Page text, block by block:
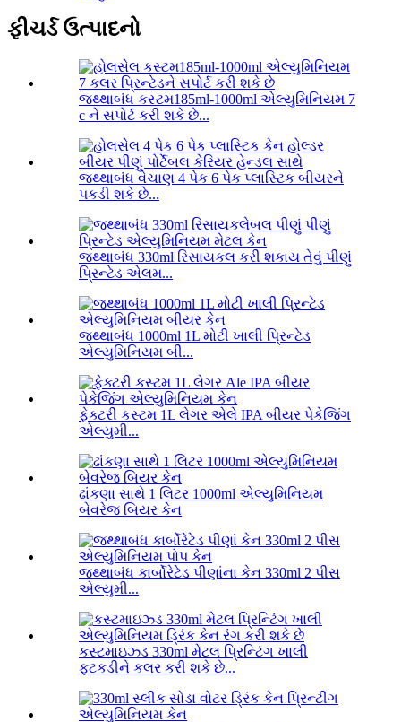
ફીચર્ડ ઉત્પાદનો
જથ્થાબંધ કસ્ટમ185ml-1000ml એલ્યુમિનિયમ 7
c ને સપોર્ટ કરી શકે છે...
જથ્થાબંધ વેચાણ 4 પેક 6 પેક પ્લાસ્ટિક બીયરને
પકડી શકે છે...
જથ્થાબંધ 330ml રિસાયકલ કરી શકાય તેવું પીણું
પ્રિન્ટેડ એલમ...
જથ્થાબંધ 1000ml 1L મોટી ખાલી પ્રિન્ટેડ
એલ્યુમિનિયમ બી...
ફેક્ટરી કસ્ટમ 1L લેગર એલે IPA બીયર પેકેજિંગ
એલ્યુમી...
ઢાંકણા સાથે 1 લિટર 1000ml એલ્યુમિનિયમ
બેવરેજ બિયર કેન
જથ્થાબંધ કાર્બોરેટેડ પીણાંના કેન 330ml 2 પીસ
એલ્યુમી...
કસ્ટમાઇઝ્ડ 330ml મેટલ પ્રિન્ટિંગ ખાલી
ફટકડીને કલર કરી શકે છે...